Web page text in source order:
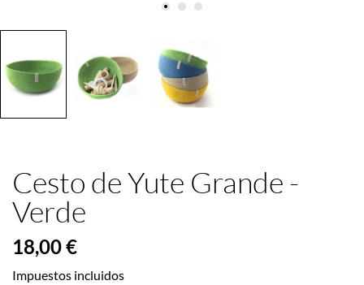
Cesto de Yute Grande -
Verde
18,00 €
Impuestos incluidos